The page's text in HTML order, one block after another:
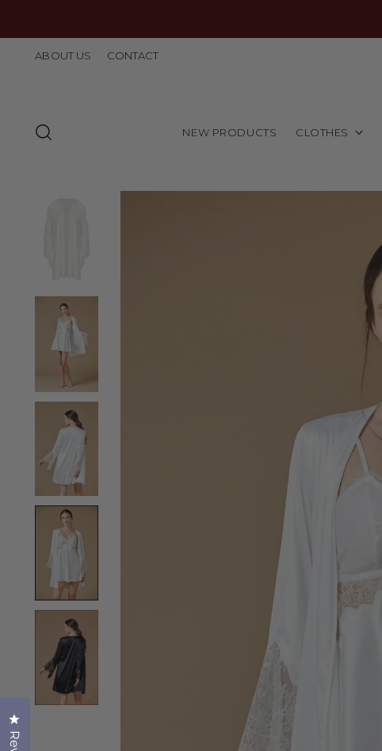
ABOUT US CONTACT
NEW PRODUCTS CLOTHES
Click to open the reviews dialog